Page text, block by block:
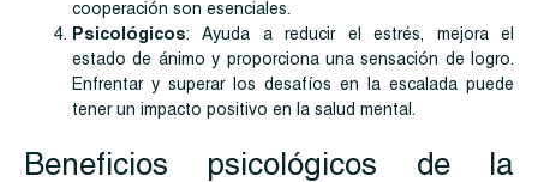
cooperación son esenciales.
Psicológicos: Ayuda a reducir el estrés, mejora el
estado de ánimo y proporciona una sensación de logro.
Enfrentar y superar los desafíos en la escalada puede
tener un impacto positivo en la salud mental.
Beneficios psicológicos de la